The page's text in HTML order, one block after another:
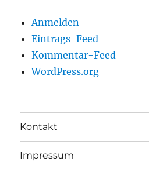
Anmelden
Eintrags-Feed
Kommentar-Feed
WordPress.org
Kontakt
Impressum